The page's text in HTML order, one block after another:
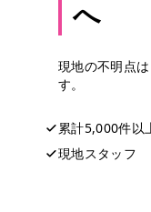
へ
現地の不明点
す。
累計5,000件以
現地スタッフ